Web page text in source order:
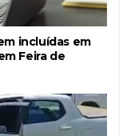
incluídas em
Feira de